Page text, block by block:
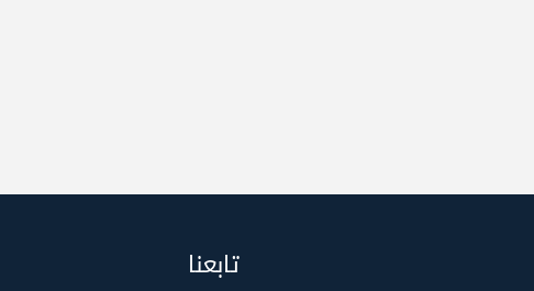
تابعنا